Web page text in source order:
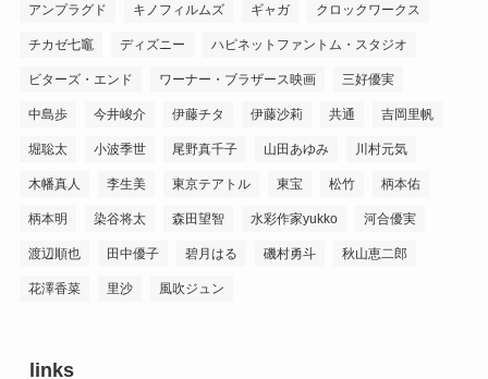
アンプラグド キノフィルムズ ギャガ クロックワークス
チカゼ七竈 ディズニー ハピネットファントム・スタジオ
ビターズ・エンド ワーナー・ブラザース映画 三好優実
中島歩 今井峻介 伊藤チタ 伊藤沙莉 共通 吉岡里帆
堀聡太 小波季世 尾野真千子 山田あゆみ 川村元気
木幡真人 李生美 東京テアトル 東宝 松竹 柄本佑
柄本明 染谷将太 森田望智 水彩作家yukko 河合優実
渡辺順也 田中優子 碧月はる 磯村勇斗 秋山恵二郎
花澤香菜 里沙 風吹ジュン
links